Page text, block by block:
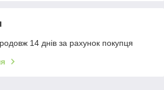
14 днів за рахунок покупця